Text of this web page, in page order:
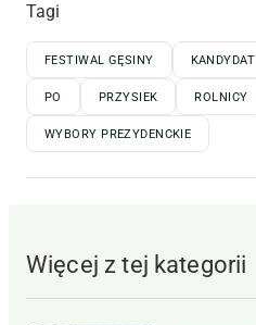
Tagi
FESTIWAL GĘSINY KANDYDAT
PO PRZYSIEK ROLNICY
WYBORY PREZYDENCKIE
Więcej z tej kategorii